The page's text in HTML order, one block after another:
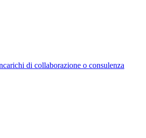
di collaborazione o consulenza